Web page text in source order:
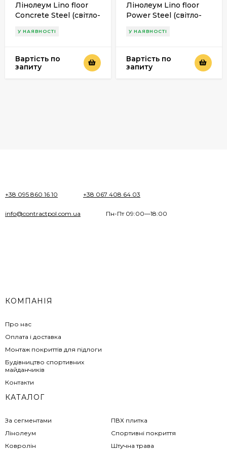
Лінолеум Lino floor
Concrete Steel (світло-
У НАЯВНОСТІ
Вартість по
запиту
Лінолеум Lino floor
Power Steel (світло-
У НАЯВНОСТІ
Вартість по
запиту
+38 095 860 16 10 +38 067 408 64 03
info@contractpol.com.ua Пн-Пт 09:00—18:00
КОМПАНІЯ
Про нас
Оплата і доставка
Монтаж покриттів для підлоги
Будівництво спортивних
майданчиків
Контакти
КАТАЛОГ
За сегментами
Лінолеум
Ковролін
ПВХ плитка
Спортивні покриття
Штучна трава